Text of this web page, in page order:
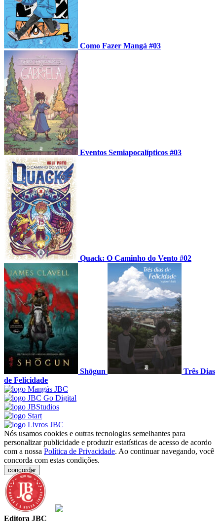
Como Fazer Mangá #03
Eventos Semiapocalípticos #03
Quack: O Caminho do Vento #02
Shōgun
Três Dias
de Felicidade
Nós usamos cookies e outras tecnologias semelhantes para
personalizar publicidade e produzir estatísticas de acesso de acordo
com a nossa Política de Privacidade. Ao continuar navegando, você
concorda com estas condições.
concordar
Editora JBC